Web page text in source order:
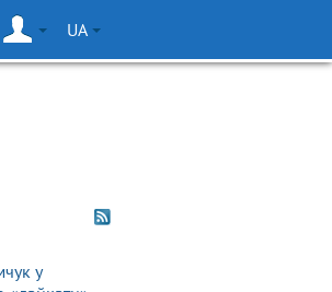
UA
у